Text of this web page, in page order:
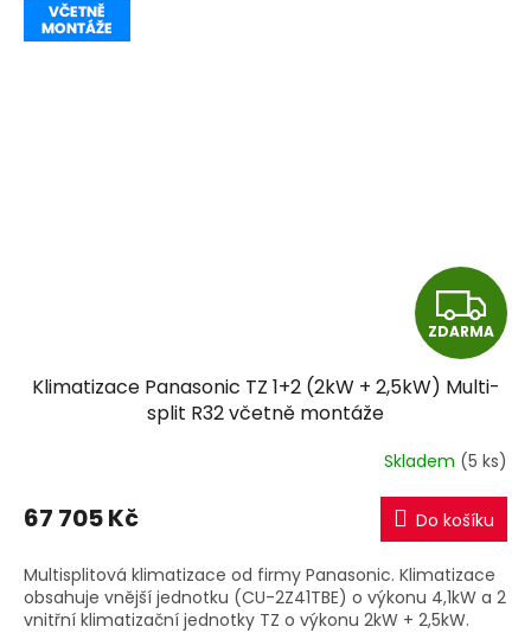
Z
D
A
R
M
A
ZDARMA
Klimatizace Panasonic TZ 1+2 (2kW + 2,5kW) Multi-
split R32 včetně montáže
Skladem (5 ks)
67 705 Kč Do košíku
Multisplitová klimatizace od firmy Panasonic. Klimatizace
obsahuje vnější jednotku (CU-2Z41TBE) o výkonu 4,1kW a 2
vnitřní klimatizační jednotky TZ o výkonu 2kW + 2,5kW.